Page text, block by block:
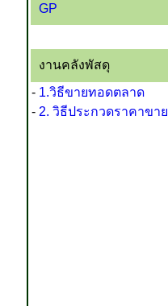
GP
งานคลังพัสดุ
- 1.วิธีขายทอดตลาด
- 2. วิธีประกวดราคาขาย